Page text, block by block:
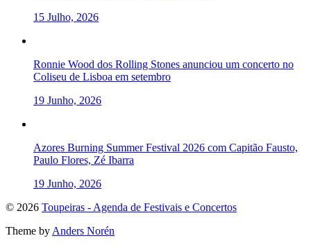
15 Julho, 2026
Ronnie Wood dos Rolling Stones anunciou um concerto no
Coliseu de Lisboa em setembro
19 Junho, 2026
Azores Burning Summer Festival 2026 com Capitão Fausto,
Paulo Flores, Zé Ibarra
19 Junho, 2026
To
top
© 2026 Toupeiras - Agenda de Festivais e Concertos
Theme by Anders Norén